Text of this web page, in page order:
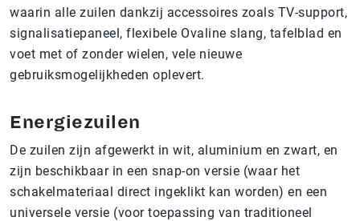
waarin alle zuilen dankzij accessoires zoals TV-support,
signalisatiepaneel, flexibele Ovaline slang, tafelblad en
voet met of zonder wielen, vele nieuwe
gebruiksmogelijkheden oplevert.
Energiezuilen
De zuilen zijn afgewerkt in wit, aluminium en zwart, en
zijn beschikbaar in een snap-on versie (waar het
schakelmateriaal direct ingeklikt kan worden) en een
universele versie (voor toepassing van traditioneel